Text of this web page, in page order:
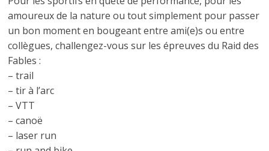
amoureux de la nature ou tout simplement pour passer
un bon moment en bougeant entre ami(e)s ou entre
collègues, challengez-vous sur les épreuves du Raid des
Fables :
– trail
– tir à l’arc
– VTT
– canoë
– laser run